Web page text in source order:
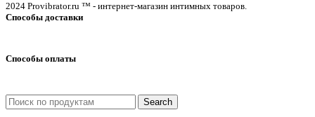
2024 Provibrator.ru ™ - интернет-магазин интимных товаров.
Способы доставки
Способы оплаты
Search